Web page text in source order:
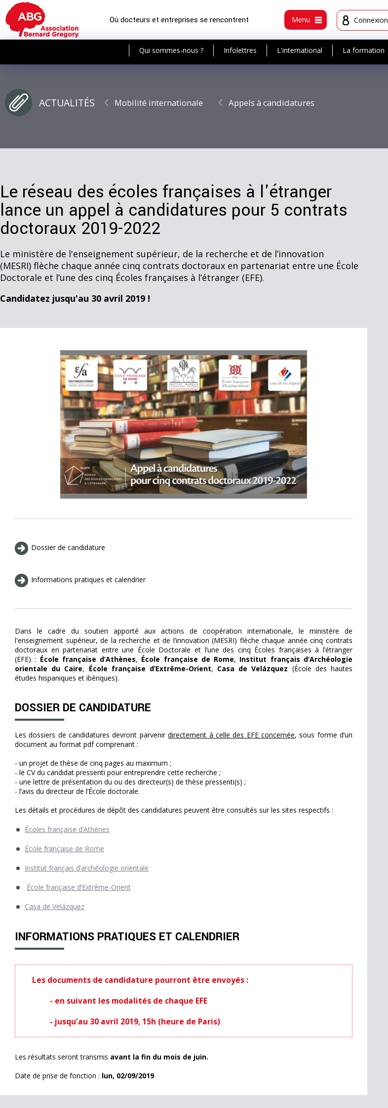
Où docteurs et entreprises se rencontrent Menu Connexion
Qui sommes-nous ? Infolettres L'international La formation
ACTUALITÉS Mobilité internationale Appels à candidatures
Le réseau des écoles françaises à l'étranger
lance un appel à candidatures pour 5 contrats
doctoraux 2019-2022
Le ministère de l'enseignement supérieur, de la recherche et de l’innovation
(MESRI) flèche chaque année cinq contrats doctoraux en partenariat entre une École
Doctorale et l’une des cinq Écoles françaises à l’étranger (EFE).
Candidatez jusqu'au 30 avril 2019 !
Dossier de candidature
Informations pratiques et calendrier
Dans le cadre du soutien apporté aux actions de coopération internationale, le ministère de
l'enseignement supérieur, de la recherche et de l’innovation (MESRI) flèche chaque année cinq contrats
doctoraux en partenariat entre une École Doctorale et l’une des cinq Écoles françaises à l’étranger
(EFE) : École française d’Athènes, École française de Rome, Institut français d’Archéologie
orientale du Caire, École française d’Extrême-Orient, Casa de Velázquez (École des hautes
études hispaniques et ibériques).
DOSSIER DE CANDIDATURE
Les dossiers de candidatures devront parvenirdirectement à celle des EFE concernée, sous forme d’un
document au format pdf comprenant :
- un projet de thèse de cinq pages au maximum ;
- le CV du candidat pressenti pour entreprendre cette recherche ;
- une lettre de présentation du ou des directeur(s) de thèse pressenti(s) ;
- l’avis du directeur de l’École doctorale.
Les détails et procédures de dépôt des candidatures peuvent être consultés sur les sites respectifs :
Écoles française d’Athènes
École française de Rome
Institut français d’archéologie orientale
École française d’Extrême-Orient
Casa de Velázquez
INFORMATIONS PRATIQUES ET CALENDRIER
Les documents de candidature pourront être envoyés :
- en suivant les modalités de chaque EFE
- jusqu'au 30 avril 2019, 15h (heure de Paris)
Les résultats seront transmis avant la fin du mois de juin.
Date de prise de fonction : lun, 02/09/2019